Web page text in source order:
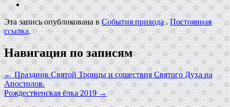
Эта запись опубликована вСобытия прихода.Постоянная
ссылка.
Навигация по записям
←Праздник Святой Троицы и сошествия Святого Духа на
Апостолов.
Рождественская ёлка 2019→